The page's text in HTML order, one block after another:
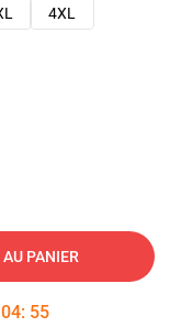
4XL
PANIER
04: 54